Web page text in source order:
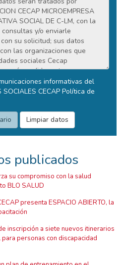
informativas del
CECAP Política de
publicados
su compromiso con la salud
BLO SALUD
presenta ESPACIO ABIERTO, la
inscripción a siete nuevos itinerarios
personas con discapacidad